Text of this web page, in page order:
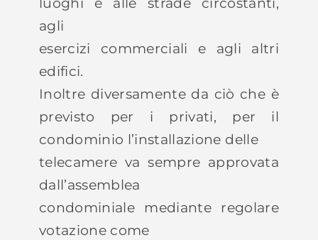
agli
esercizi commerciali e agli altri
edifici.
Inoltre diversamente da ciò che è
previsto per i privati, per il
condominio l’installazione delle
telecamere va sempre approvata
dall’assemblea
condominiale mediante regolare
votazione come